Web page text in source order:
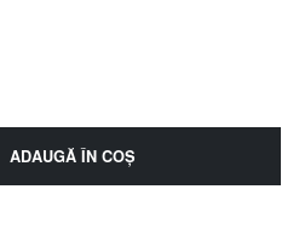
ADAUGĂ ÎN COŞ